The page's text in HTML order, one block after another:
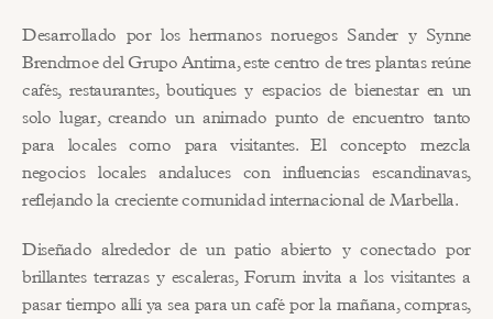
Desarrollado por los hermanos noruegos Sander y Synne
Brendmoe del Grupo Antima, este centro de tres plantas reúne
cafés, restaurantes, boutiques y espacios de bienestar en un
solo lugar, creando un animado punto de encuentro tanto
para locales como para visitantes. El concepto mezcla
negocios locales andaluces con influencias escandinavas,
reflejando la creciente comunidad internacional de Marbella.
Diseñado alrededor de un patio abierto y conectado por
brillantes terrazas y escaleras, Forum invita a los visitantes a
pasar tiempo allí ya sea para un café por la mañana, compras,